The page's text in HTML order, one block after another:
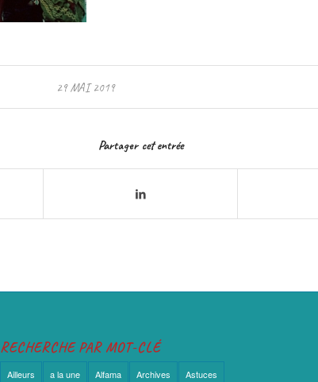
29 MAI 2019
Partager cet entrée
RECHERCHE PAR MOT-CLÉ
Ailleurs a la une Alfama Archives Astuces